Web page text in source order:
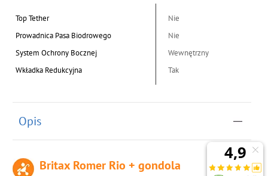
Top Tether
Nie
Prowadnica Pasa Biodrowego
Nie
System Ochrony Bocznej
Wewnętrzny
Wkładka Redukcyjna
Tak
Opis
Britax Romer Rio + gondola